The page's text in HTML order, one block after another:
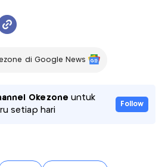
di Google News
Okezone untuk
setiap hari
Follow